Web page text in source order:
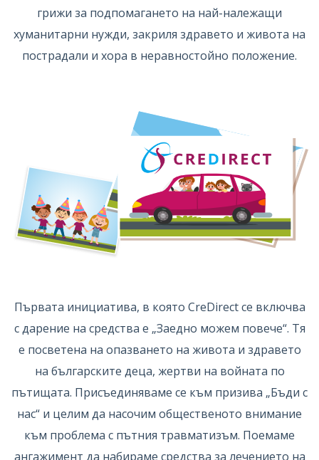
грижи за подпомагането на най-належащи
хуманитарни нужди, закриля здравето и живота на
пострадали и хора в неравностойно положение.
Първата инициатива, в която CreDirect се включва
с дарение на средства е „Заедно можем повече“. Тя
е посветена на опазването на живота и здравето
на българските деца, жертви на войната по
пътищата. Присъединяваме се към призива „Бъди с
нас“ и целим да насочим общественото внимание
към проблема с пътния травматизъм. Поемаме
ангажимент да набираме средства за лечението на